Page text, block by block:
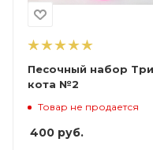
Песочный набор Три
кота №2
Товар не продается
400 руб.